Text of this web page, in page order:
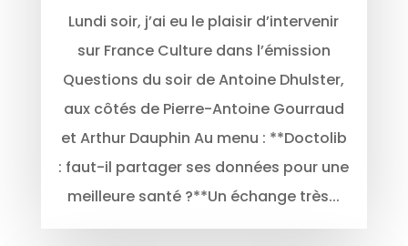
Lundi soir, j’ai eu le plaisir d’intervenir
sur France Culture dans l’émission
Questions du soir de Antoine Dhulster,
aux côtés de Pierre-Antoine Gourraud
et Arthur Dauphin Au menu : **Doctolib
: faut-il partager ses données pour une
meilleure santé ?**Un échange très...